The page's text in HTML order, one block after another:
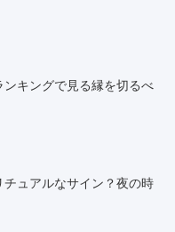
キングで見る縁を切るべ
ュアルなサイン？夜の時